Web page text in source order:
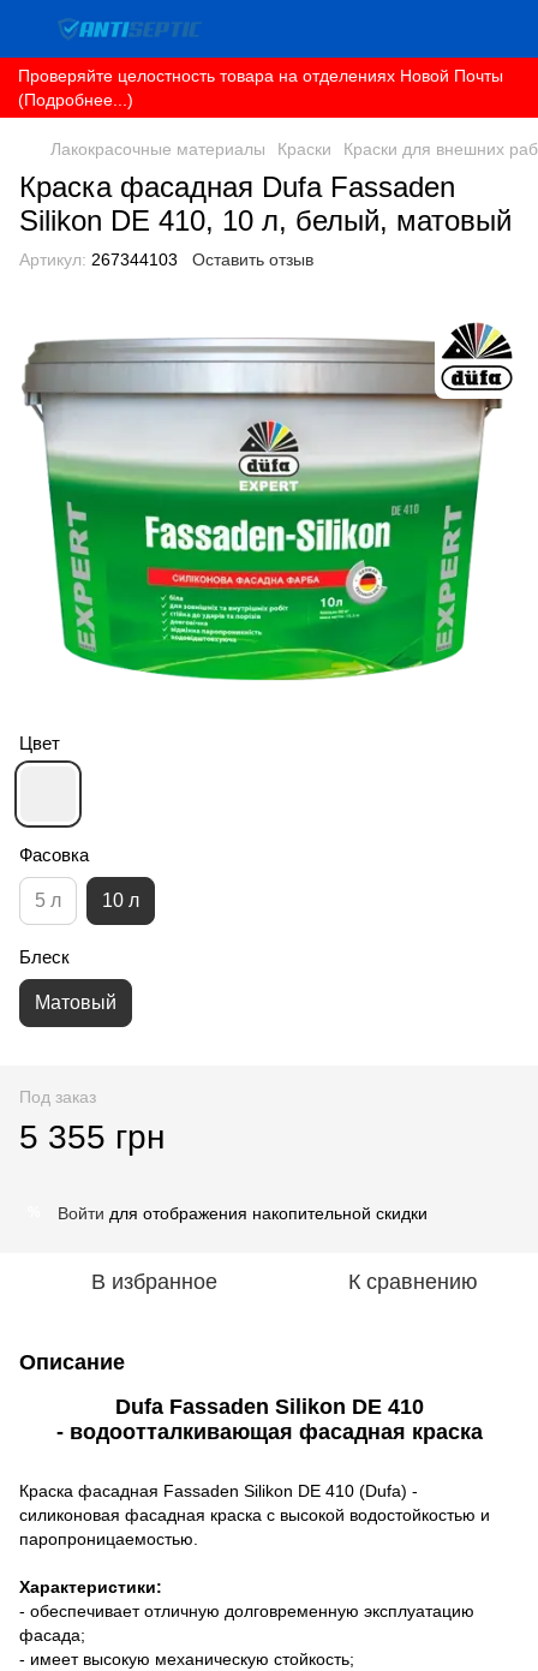
Проверяйте целостность товара на отделениях Новой Почты
(Подробнее...)
Лакокрасочные материалы Краски Краски для внешних
Краска фасадная Dufa Fassaden
Silikon DE 410, 10 л, белый, матовый
Артикул: 267344103 Оставить отзыв
Цвет
Фасовка
5 л 10 л
Блеск
Матовый
Под заказ
5 355 грн
Войти для отображения накопительной скидки
В избранное К сравнению
Описание
Dufa Fassaden Silikon DE 410
- водоотталкивающая фасадная краска
Краска фасадная Fassaden Silikon DE 410 (Dufa) -
силиконовая фасадная краска с высокой водостойкостью и
паропроницаемостью.
Характеристики:
- обеспечивает отличную долговременную эксплуатацию
фасада;
- имеет высокую механическую стойкость;